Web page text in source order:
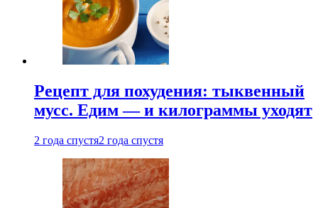
Рецепт для похудения: тыквенный
мусс. Едим — и килограммы уходят
2 года спустя2 года спустя